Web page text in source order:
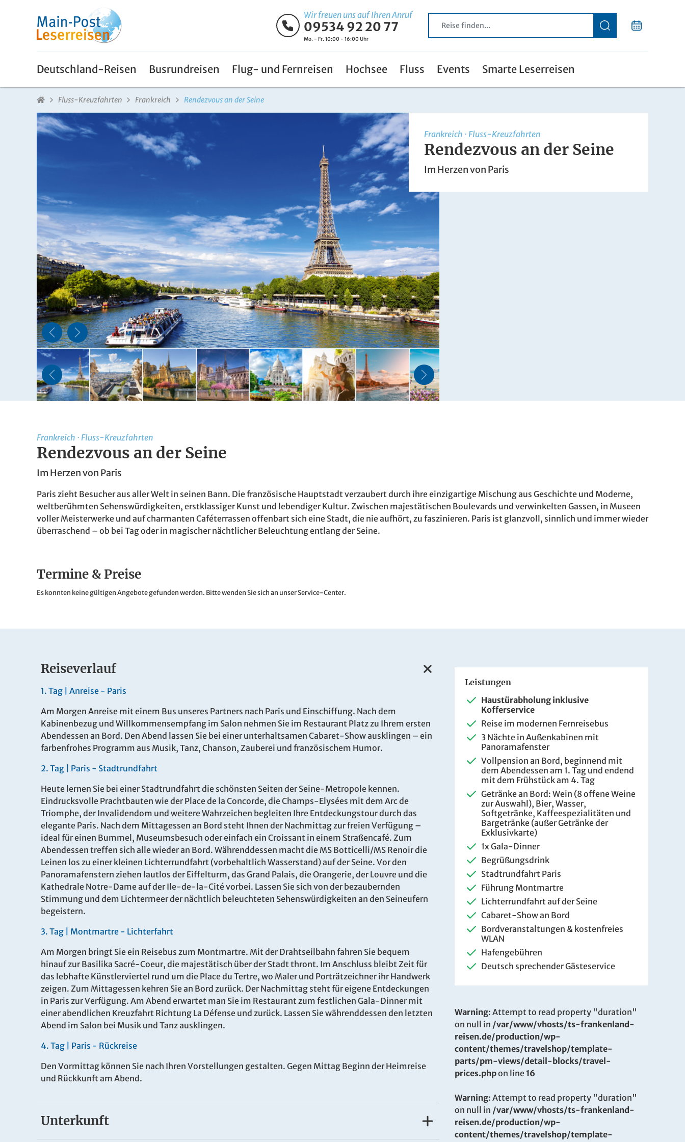
Wir freuen uns auf Ihren Anruf
09534 92 20 77
Mo. - Fr. 10:00 - 16:00 Uhr
Deutschland-Reisen Busrundreisen Flug- und Fernreisen Hochsee Fluss Events Smarte Leserreisen
Fluss-Kreuzfahrten Frankreich Rendezvous an der Seine
Frankreich · Fluss-Kreuzfahrten
Rendezvous an der Seine
Im Herzen von Paris
Es konnten keine gültigen Angebote gefunden werden. Bitte wenden Sie sich an unser Service-Center.
Frankreich · Fluss-Kreuzfahrten
Rendezvous an der Seine
Im Herzen von Paris
Paris zieht Besucher aus aller Welt in seinen Bann. Die französische Hauptstadt verzaubert durch ihre einzigartige Mischung aus Geschichte und Moderne,
weltberühmten Sehenswürdigkeiten, erstklassiger Kunst und lebendiger Kultur. Zwischen majestätischen Boulevards und verwinkelten Gassen, in Museen
voller Meisterwerke und auf charmanten Caféterrassen offenbart sich eine Stadt, die nie aufhört, zu faszinieren. Paris ist glanzvoll, sinnlich und immer wieder
überraschend – ob bei Tag oder in magischer nächtlicher Beleuchtung entlang der Seine.
Termine & Preise
Es konnten keine gültigen Angebote gefunden werden. Bitte wenden Sie sich an unser Service-Center.
Reiseverlauf
1. Tag | Anreise - Paris
Am Morgen Anreise mit einem Bus unseres Partners nach Paris und Einschiffung. Nach dem
Kabinenbezug und Willkommensempfang im Salon nehmen Sie im Restaurant Platz zu Ihrem ersten
Abendessen an Bord. Den Abend lassen Sie bei einer unterhaltsamen Cabaret-Show ausklingen – ein
farbenfrohes Programm aus Musik, Tanz, Chanson, Zauberei und französischem Humor.
2. Tag | Paris - Stadtrundfahrt
Heute lernen Sie bei einer Stadtrundfahrt die schönsten Seiten der Seine-Metropole kennen.
Eindrucksvolle Prachtbauten wie der Place de la Concorde, die Champs-Elysées mit dem Arc de
Triomphe, der Invalidendom und weitere Wahrzeichen begleiten Ihre Entdeckungstour durch das
elegante Paris. Nach dem Mittagessen an Bord steht Ihnen der Nachmittag zur freien Verfügung –
ideal für einen Bummel, Museumsbesuch oder einfach ein Croissant in einem Straßencafé. Zum
Abendessen treffen sich alle wieder an Bord. Währenddessen macht die MS Botticelli/MS Renoir die
Leinen los zu einer kleinen Lichterrundfahrt (vorbehaltlich Wasserstand) auf der Seine. Vor den
Panoramafenstern ziehen lautlos der Eiffelturm, das Grand Palais, die Orangerie, der Louvre und die
Kathedrale Notre-Dame auf der Ile-de-la-Cité vorbei. Lassen Sie sich von der bezaubernden
Stimmung und dem Lichtermeer der nächtlich beleuchteten Sehenswürdigkeiten an den Seineufern
begeistern.
3. Tag | Montmartre - Lichterfahrt
Am Morgen bringt Sie ein Reisebus zum Montmartre. Mit der Drahtseilbahn fahren Sie bequem
hinauf zur Basilika Sacré-Coeur, die majestätisch über der Stadt thront. Im Anschluss bleibt Zeit für
das lebhafte Künstlerviertel rund um die Place du Tertre, wo Maler und Porträtzeichner ihr Handwerk
zeigen. Zum Mittagessen kehren Sie an Bord zurück. Der Nachmittag steht für eigene Entdeckungen
in Paris zur Verfügung. Am Abend erwartet man Sie im Restaurant zum festlichen Gala-Dinner mit
einer abendlichen Kreuzfahrt Richtung La Défense und zurück. Lassen Sie währenddessen den letzten
Abend im Salon bei Musik und Tanz ausklingen.
4. Tag | Paris - Rückreise
Den Vormittag können Sie nach Ihren Vorstellungen gestalten. Gegen Mittag Beginn der Heimreise
und Rückkunft am Abend.
Unterkunft
MS "Renoir"
Leistungen
Haustürabholung inklusive
Kofferservice
Reise im modernen Fernreisebus
3 Nächte in Außenkabinen mit
Panoramafenster
Vollpension an Bord, beginnend mit
dem Abendessen am 1. Tag und endend
mit dem Frühstück am 4. Tag
Getränke an Bord: Wein (8 offene Weine
zur Auswahl), Bier, Wasser,
Softgetränke, Kaffeespezialitäten und
Bargetränke (außer Getränke der
Exklusivkarte)
1x Gala-Dinner
Begrüßungsdrink
Stadtrundfahrt Paris
Führung Montmartre
Lichterrundfahrt auf der Seine
Cabaret-Show an Bord
Bordveranstaltungen & kostenfreies
WLAN
Hafengebühren
Deutsch sprechender Gästeservice
Warning: Attempt to read property "duration"
on null in /var/www/vhosts/ts-frankenland-
reisen.de/production/wp-
content/themes/travelshop/template-
parts/pm-views/detail-blocks/travel-
prices.phpon line 16
Warning: Attempt to read property "duration"
on null in /var/www/vhosts/ts-frankenland-
reisen.de/production/wp-
content/themes/travelshop/template-